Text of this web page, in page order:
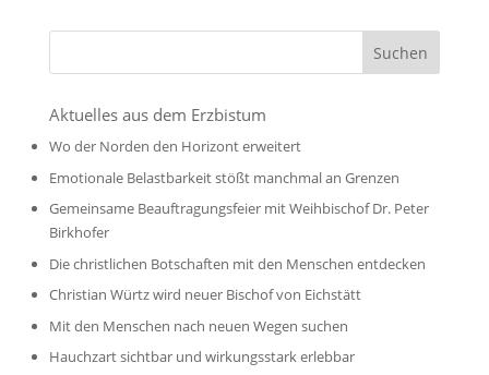
Aktuelles aus dem Erzbistum
Wo der Norden den Horizont erweitert
Emotionale Belastbarkeit stößt manchmal an Grenzen
Gemeinsame Beauftragungsfeier mit Weihbischof Dr. Peter
Birkhofer
Die christlichen Botschaften mit den Menschen entdecken
Christian Würtz wird neuer Bischof von Eichstätt
Mit den Menschen nach neuen Wegen suchen
Hauchzart sichtbar und wirkungsstark erlebbar